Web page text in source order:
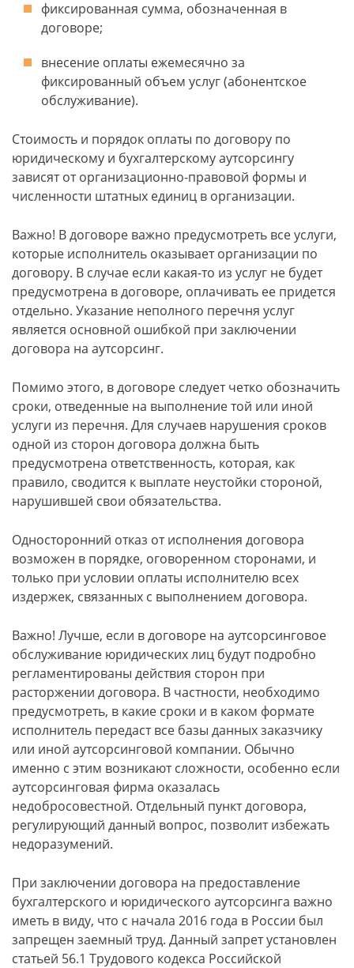
фиксированная сумма, обозначенная в
договоре;
внесение оплаты ежемесячно за
фиксированный объем услуг (абонентское
обслуживание).
Стоимость и порядок оплаты по договору по
юридическому и бухгалтерскому аутсорсингу
зависят от организационно-правовой формы и
численности штатных единиц в организации.
Важно! В договоре важно предусмотреть все услуги,
которые исполнитель оказывает организации по
договору. В случае если какая-то из услуг не будет
предусмотрена в договоре, оплачивать ее придется
отдельно. Указание неполного перечня услуг
является основной ошибкой при заключении
договора на аутсорсинг.
Помимо этого, в договоре следует четко обозначить
сроки, отведенные на выполнение той или иной
услуги из перечня. Для случаев нарушения сроков
одной из сторон договора должна быть
предусмотрена ответственность, которая, как
правило, сводится к выплате неустойки стороной,
нарушившей свои обязательства.
Односторонний отказ от исполнения договора
возможен в порядке, оговоренном сторонами, и
только при условии оплаты исполнителю всех
издержек, связанных с выполнением договора.
Важно! Лучше, если в договоре на аутсорсинговое
обслуживание юридических лиц будут подробно
регламентированы действия сторон при
расторжении договора. В частности, необходимо
предусмотреть, в какие сроки и в каком формате
исполнитель передаст все базы данных заказчику
или иной аутсорсинговой компании. Обычно
именно с этим возникают сложности, особенно если
аутсорсинговая фирма оказалась
недобросовестной. Отдельный пункт договора,
регулирующий данный вопрос, позволит избежать
недоразумений.
При заключении договора на предоставление
бухгалтерского и юридического аутсорсинга важно
иметь в виду, что с начала 2016 года в России был
запрещен заемный труд. Данный запрет установлен
статьей 56.1 Трудового кодекса Российской